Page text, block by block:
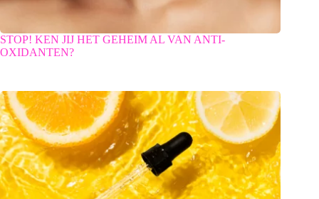
STOP! KEN JIJ HET GEHEIM AL VAN ANTI-
OXIDANTEN?